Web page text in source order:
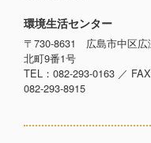
環境生活センター
〒730-8631 広島市中区広
北町9番1号
TEL：082-293-0163 ／ FAX
082-293-8915